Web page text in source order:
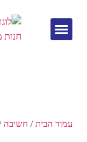
עמוד הבית / חשיבה